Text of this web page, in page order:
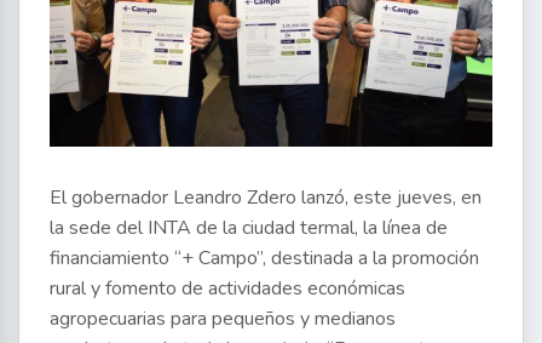
El gobernador Leandro Zdero lanzó, este jueves, en
la sede del INTA de la ciudad termal, la línea de
financiamiento “+ Campo”, destinada a la promoción
rural y fomento de actividades económicas
agropecuarias para pequeños y medianos